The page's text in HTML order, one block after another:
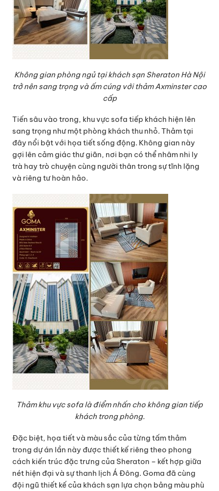
Không gian phòng ngủ tại khách sạn Sheraton Hà Nội
trở nên sang trọng và ấm cúng với thảm Axminster cao
cấp
Tiến sâu vào trong, khu vực sofa tiếp khách hiện lên
sang trọng như một phòng khách thu nhỏ. Thảm tại
đây nổi bật với họa tiết sống động. Không gian này
gợi lên cảm giác thư giãn, nơi bạn có thể nhâm nhi ly
trà hay trò chuyện cùng người thân trong sự tĩnh lặng
và riêng tư hoàn hảo.
Thảm khu vực sofa là điểm nhấn cho không gian tiếp
khách trong phòng.
Đặc biệt, họa tiết và màu sắc của từng tấm thảm
trong dự án lần này được thiết kế riêng theo phong
cách kiến trúc đặc trưng của Sheraton – kết hợp giữa
nét hiện đại và sự thanh lịch Á Đông. Goma đã cùng
đội ngũ thiết kế của khách sạn lựa chọn bảng màu phù